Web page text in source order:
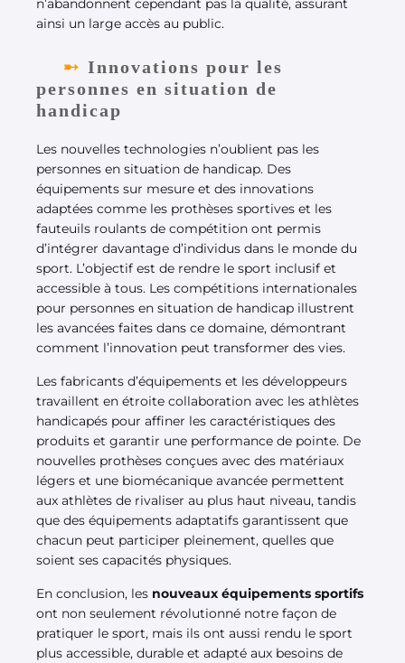
n’abandonnent cependant pas la qualité, assurant
ainsi un large accès au public.
Innovations pour les
personnes en situation de
handicap
Les nouvelles technologies n’oublient pas les
personnes en situation de handicap. Des
équipements sur mesure et des innovations
adaptées comme les prothèses sportives et les
fauteuils roulants de compétition ont permis
d’intégrer davantage d’individus dans le monde du
sport. L’objectif est de rendre le sport inclusif et
accessible à tous. Les compétitions internationales
pour personnes en situation de handicap illustrent
les avancées faites dans ce domaine, démontrant
comment l’innovation peut transformer des vies.
Les fabricants d’équipements et les développeurs
travaillent en étroite collaboration avec les athlètes
handicapés pour affiner les caractéristiques des
produits et garantir une performance de pointe. De
nouvelles prothèses conçues avec des matériaux
légers et une biomécanique avancée permettent
aux athlètes de rivaliser au plus haut niveau, tandis
que des équipements adaptatifs garantissent que
chacun peut participer pleinement, quelles que
soient ses capacités physiques.
En conclusion, les nouveaux équipements sportifs
ont non seulement révolutionné notre façon de
pratiquer le sport, mais ils ont aussi rendu le sport
plus accessible, durable et adapté aux besoins de